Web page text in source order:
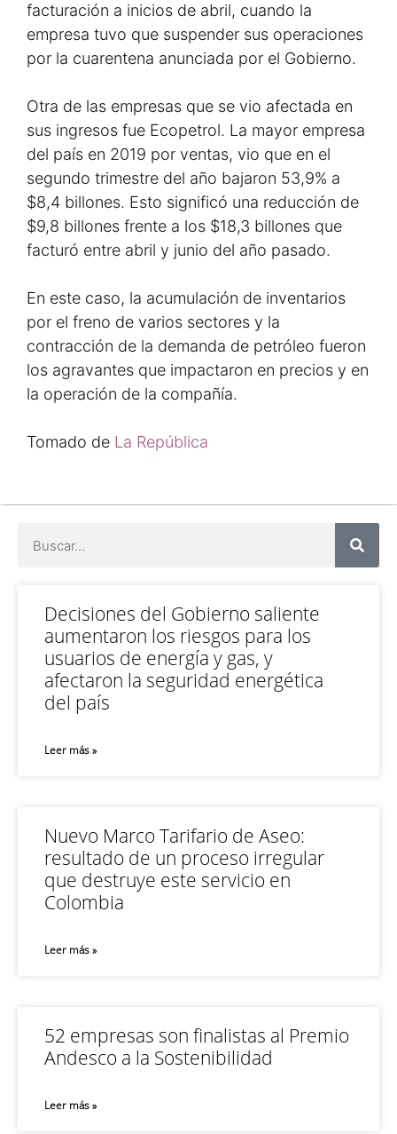
facturación a inicios de abril, cuando la
empresa tuvo que suspender sus operaciones
por la cuarentena anunciada por el Gobierno.
Otra de las empresas que se vio afectada en
sus ingresos fue Ecopetrol. La mayor empresa
del país en 2019 por ventas, vio que en el
segundo trimestre del año bajaron 53,9% a
$8,4 billones. Esto significó una reducción de
$9,8 billones frente a los $18,3 billones que
facturó entre abril y junio del año pasado.
En este caso, la acumulación de inventarios
por el freno de varios sectores y la
contracción de la demanda de petróleo fueron
los agravantes que impactaron en precios y en
la operación de la compañía.
Tomado de La República
Decisiones del Gobierno saliente
aumentaron los riesgos para los
usuarios de energía y gas, y
afectaron la seguridad energética
del país
Leer más »
Nuevo Marco Tarifario de Aseo:
resultado de un proceso irregular
que destruye este servicio en
Colombia
Leer más »
52 empresas son finalistas al Premio
Andesco a la Sostenibilidad
Leer más »